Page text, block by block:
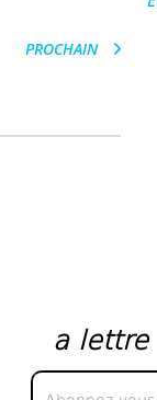
PROCHAIN
a lettre
a